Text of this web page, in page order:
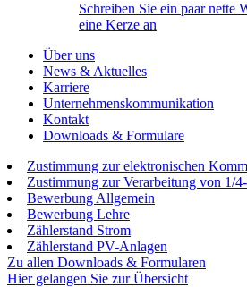
Schreiben Sie ein paar nette
eine Kerze an
Über uns
News & Aktuelles
Karriere
Unternehmenskommunikation
Kontakt
Downloads & Formulare
Zustimmung zur elektronischen
Zustimmung zur Verarbeitung von 1/
Bewerbung Allgemein
Bewerbung Lehre
Zählerstand Strom
Zählerstand PV-Anlagen
Zu allen Downloads & Formularen
Hier gelangen Sie zur Übersicht